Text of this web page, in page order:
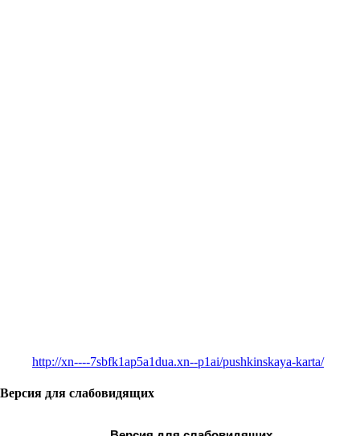
http://xn----7sbfk1ap5a1dua.xn--p1ai/pushkinskaya-karta/
Версия для слабовидящих